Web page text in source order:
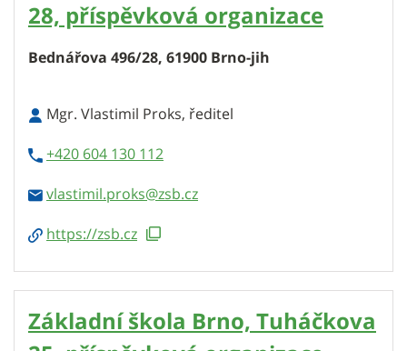
28, příspěvková organizace
Bednářova 496/28, 61900 Brno-jih
Mgr. Vlastimil Proks, ředitel
+420 604 130 112
vlastimil.proks
https://zsb.cz
Základní škola Brno, Tuháčkova